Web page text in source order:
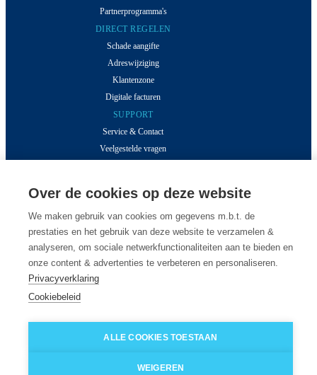
Partnerprogramma's
DIRECT REGELEN
Schade aangifte
Adreswijziging
Klantenzone
Digitale facturen
SUPPORT
Service & Contact
Veelgestelde vragen
Inzichten
Klantverhalen
Over ons
Onze kantoren
Vacatures
Over de cookies op deze website
We maken gebruik van cookies om gegevens m.b.t. de
prestaties en het gebruik van deze website te verzamelen &
analyseren, om sociale netwerkfunctionaliteiten aan te bieden en
onze content & advertenties te verbeteren en personaliseren.
Privacyverklaring
Cookiebeleid
ALLE COOKIES TOESTAAN
WEIGEREN